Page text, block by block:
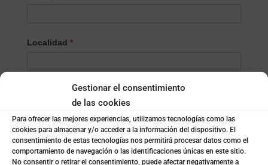
Gestionar el consentimiento
de las cookies
Para ofrecer las mejores experiencias, utilizamos tecnologías como las
cookies para almacenar y/o acceder a la información del dispositivo. El
consentimiento de estas tecnologías nos permitirá procesar datos como el
comportamiento de navegación o las identificaciones únicas en este sitio.
No consentir o retirar el consentimiento, puede afectar negativamente a
Localidad *
¿Empresa o particular?*
Empresa
Particular
Nombre de la empresa*